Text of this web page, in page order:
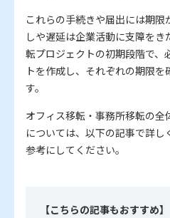
これらの手続きや届出には期限
しや遅延は企業活動に支障を
転プロジェクトの初期段階で、
トを作成し、それぞれの期限
す。
オフィス移転・事務所移転の
については、以下の記事で詳
参考にしてください。
【こちらの記事もおすすめ】